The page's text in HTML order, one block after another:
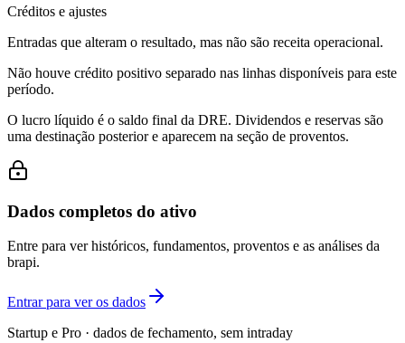
Créditos e ajustes
Entradas que alteram o resultado, mas não são receita operacional.
Não houve crédito positivo separado nas linhas disponíveis para este
período.
O lucro líquido é o saldo final da DRE. Dividendos e reservas são
uma destinação posterior e aparecem na seção de proventos.
Dados completos do ativo
Entre para ver históricos, fundamentos, proventos e as análises da
brapi.
Entrar para ver os dados
Startup e Pro · dados de fechamento, sem intraday